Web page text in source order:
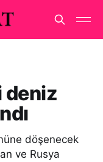
deniz
döşenecek
ve Rusya